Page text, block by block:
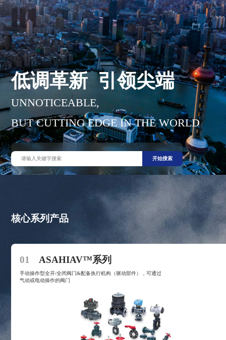
低调革新 引领尖端
UNNOTICEABLE,
BUT CUTTING EDGE IN THE WORLD
开始搜索
核心系列产品
01 ASAHIAV™系列
手动操作型全开/全闭阀门&配备执行机构（驱动部件），可通过
气动或电动操作的阀门